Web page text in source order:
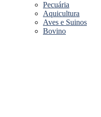
Pecuária
Aquicultura
Aves e Suinos
Bovino